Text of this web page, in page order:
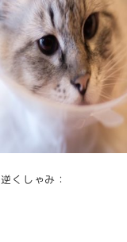
逆くしゃみ：